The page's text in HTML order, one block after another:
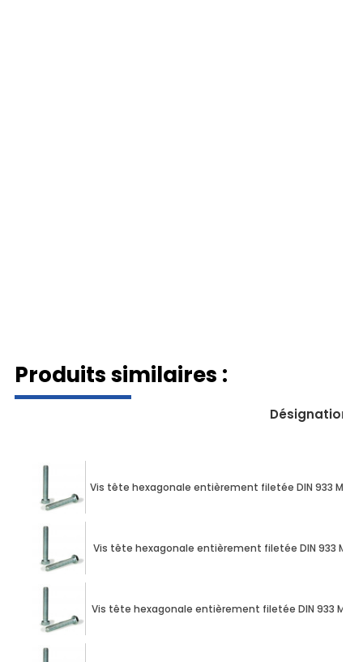
Produits similaires :
Désignation
Vis tête hexagonale entièrement filetée DIN 933 M10
Vis tête hexagonale entièrement filetée DIN 933 M10
Vis tête hexagonale entièrement filetée DIN 933 M10